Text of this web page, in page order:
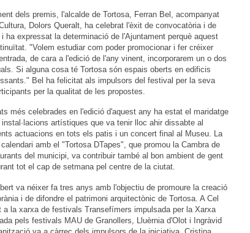
dels premis, l'alcalde de Tortosa, Ferran Bel, acompanyat
Dolors Queralt, ha celebrat l'èxit de convocatòria i de
ha expressat la determinació de l'Ajuntament perquè aquest
"Volem estudiar com poder promocionar i fer créixer
de cara a l'edició de l'any vinent, incorporarem un o dos
Si alguna cosa té Tortosa són espais oberts en edificis
Bel ha felicitat als impulsors del festival per la seva
per la qualitat de les propostes.
més celebrades en l'edició d'aquest any ha estat el maridatge
artístiques que va tenir lloc ahir dissabte al
actuacions en tots els patis i un concert final al Museu. La
amb el "Tortosa DTapes", que promou la Cambra de
del municipi, va contribuir també al bon ambient de gent
tot el cap de setmana pel centre de la ciutat.
va néixer fa tres anys amb l'objectiu de promoure la creació
i de difondre el patrimoni arquitectònic de Tortosa. A Cel
a la xarxa de festivals Transefímers impulsada per la Xarxa
pels festivals MAU de Granollers, Lluèrnia d'Olot i Ingràvid